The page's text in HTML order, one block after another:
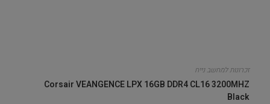
זכרונות למחשב נייח
Corsair VEANGENCE LPX 16GB DDR4 CL16 3200MHZ
Black